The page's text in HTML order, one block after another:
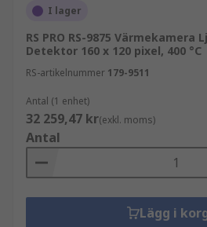
I lager
RS PRO RS-9875 Värmekamera
Detektor 160 x 120 pixel, 400 °C
RS-artikelnummer 179-9511
Antal (1 enhet)
32 259,47 kr(exkl. moms)
Antal
Lägg i